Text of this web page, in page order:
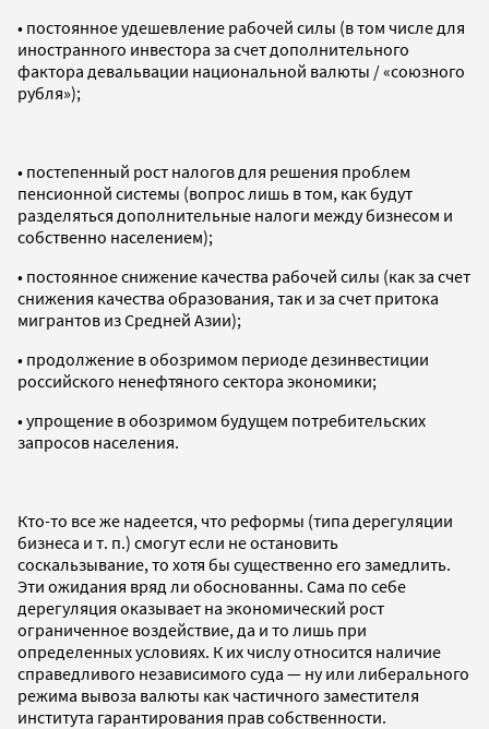
• постоянное удешевление рабочей силы (в том числе для
иностранного инвестора за счет дополнительного
фактора девальвации национальной валюты / «союзного
рубля»);
• постепенный рост налогов для решения проблем
пенсионной системы (вопрос лишь в том, как будут
разделяться дополнительные налоги между бизнесом и
собственно населением);
• постоянное снижение качества рабочей силы (как за счет
снижения качества образования, так и за счет притока
мигрантов из Средней Азии);
• продолжение в обозримом периоде дезинвестиции
российского ненефтяного сектора экономики;
• упрощение в обозримом будущем потребительских
запросов населения.
Кто-то все же надеется, что реформы (типа дерегуляции
бизнеса и т. п.) смогут если не остановить
соскальзывание, то хотя бы существенно его замедлить.
Эти ожидания вряд ли обоснованны. Сама по себе
дерегуляция оказывает на экономический рост
ограниченное воздействие, да и то лишь при
определенных условиях. К их числу относится наличие
справедливого независимого суда — ну или либерального
режима вывоза валюты как частичного заместителя
института гарантирования прав собственности.